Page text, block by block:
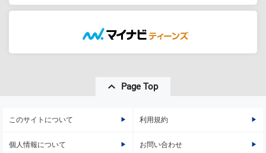
Page Top
このサイトについて 利用規約
個人情報について お問い合わせ